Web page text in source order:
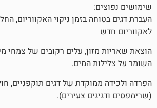
בזמן ניקוי האקווריום, החלפת מים או מעבר
עלים רקובים של צמחי מים או לכלוך צף
המים.
של דגים תוקפניים, חולים או גורים
צעירים).